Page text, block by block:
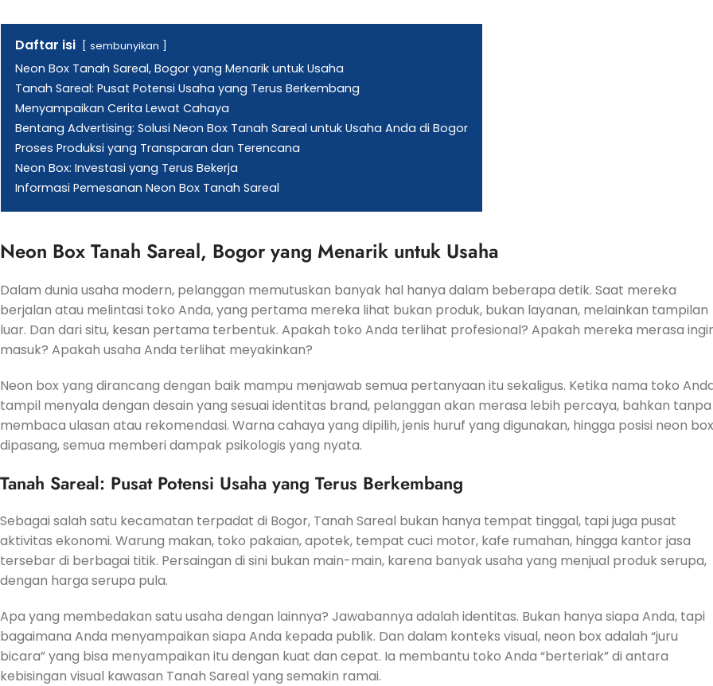
Daftar isi sembunyikan
Neon Box Tanah Sareal, Bogor yang Menarik untuk Usaha
Tanah Sareal: Pusat Potensi Usaha yang Terus Berkembang
Menyampaikan Cerita Lewat Cahaya
Bentang Advertising: Solusi Neon Box Tanah Sareal untuk Usaha Anda di Bogor
Proses Produksi yang Transparan dan Terencana
Neon Box: Investasi yang Terus Bekerja
Informasi Pemesanan Neon Box Tanah Sareal
Neon Box Tanah Sareal, Bogor yang Menarik untuk Usaha
Dalam dunia usaha modern, pelanggan memutuskan banyak hal hanya dalam beberapa detik. Saat mereka
berjalan atau melintasi toko Anda, yang pertama mereka lihat bukan produk, bukan layanan, melainkan tampilan
luar. Dan dari situ, kesan pertama terbentuk. Apakah toko Anda terlihat profesional? Apakah mereka merasa
masuk? Apakah usaha Anda terlihat meyakinkan?
Neon box yang dirancang dengan baik mampu menjawab semua pertanyaan itu sekaligus. Ketika nama toko
tampil menyala dengan desain yang sesuai identitas brand, pelanggan akan merasa lebih percaya, bahkan tanpa
membaca ulasan atau rekomendasi. Warna cahaya yang dipilih, jenis huruf yang digunakan, hingga posisi neon box
dipasang, semua memberi dampak psikologis yang nyata.
Tanah Sareal: Pusat Potensi Usaha yang Terus Berkembang
Sebagai salah satu kecamatan terpadat di Bogor, Tanah Sareal bukan hanya tempat tinggal, tapi juga pusat
aktivitas ekonomi. Warung makan, toko pakaian, apotek, tempat cuci motor, kafe rumahan, hingga kantor jasa
tersebar di berbagai titik. Persaingan di sini bukan main-main, karena banyak usaha yang menjual produk serupa,
dengan harga serupa pula.
Apa yang membedakan satu usaha dengan lainnya? Jawabannya adalah identitas. Bukan hanya siapa Anda, tapi
bagaimana Anda menyampaikan siapa Anda kepada publik. Dan dalam konteks visual, neon box adalah “juru
bicara” yang bisa menyampaikan itu dengan kuat dan cepat. Ia membantu toko Anda “berteriak” di antara
kebisingan visual kawasan Tanah Sareal yang semakin ramai.